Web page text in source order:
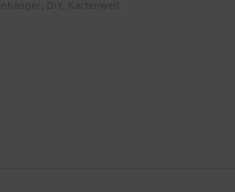
, ,